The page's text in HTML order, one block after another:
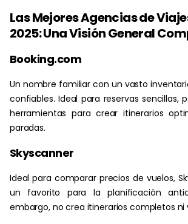
Las Mejores Agencias de
2025: Una Visión General
Booking.com
Un nombre familiar con un vasto
confiables. Ideal para reservas sencillas,
herramientas para crear itinerarios
paradas.
Skyscanner
Ideal para comparar precios de vuelos,
un favorito para la planificación
embargo, no crea itinerarios completos ni